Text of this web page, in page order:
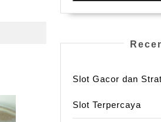
Slot Gacor dan
Slot Terpercaya